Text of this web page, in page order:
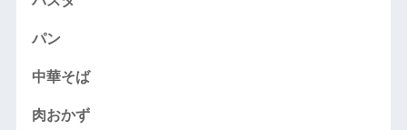
パン
中華そば
肉おかず